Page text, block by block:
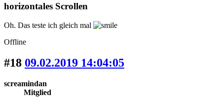
horizontales Scrollen
Oh. Das teste ich gleich mal
Offline
#18 09.02.2019 14:04:05
screamindan
Mitglied